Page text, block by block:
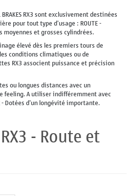
RX3 sont exclusivement destinées
pour tout type d'usage : ROUTE -
moyennes et grosses cylindrées.
élevé dès les premiers tours de
conditions climatiques ou de
RX3 associent puissance et précision
ou longues distances avec un
feeling. A utiliser indifféremment avec
Dotées d'un longévité importante.
- Route et